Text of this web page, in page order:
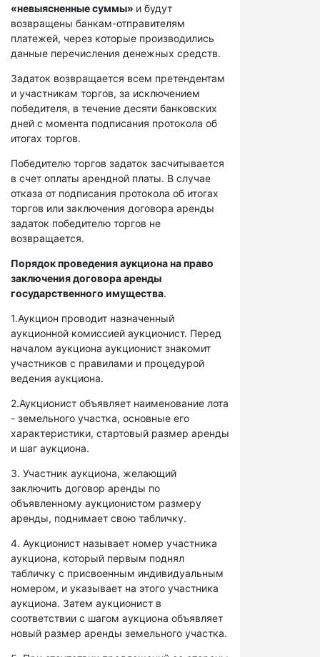
«невыясненные суммы» и будут
возвращены банкам-отправителям
платежей, через которые производились
данные перечисления денежных средств.
Задаток возвращается всем претендентам
и участникам торгов, за исключением
победителя, в течение десяти банковских
дней с момента подписания протокола об
итогах торгов.
Победителю торгов задаток засчитывается
в счет оплаты арендной платы. В случае
отказа от подписания протокола об итогах
торгов или заключения договора аренды
задаток победителю торгов не
возвращается.
Порядок проведения аукциона на право
заключения договора аренды
государственного имущества.
1.Аукцион проводит назначенный
аукционной комиссией аукционист. Перед
началом аукциона аукционист знакомит
участников с правилами и процедурой
ведения аукциона.
2.Аукционист объявляет наименование лота
- земельного участка, основные его
характеристики, стартовый размер аренды
и шаг аукциона.
3. Участник аукциона, желающий
заключить договор аренды по
объявленному аукционистом размеру
аренды, поднимает свою табличку.
4. Аукционист называет номер участника
аукциона, который первым поднял
табличку с присвоенным индивидуальным
номером, и указывает на этого участника
аукциона. Затем аукционист в
соответствии с шагом аукциона объявляет
новый размер аренды земельного участка.